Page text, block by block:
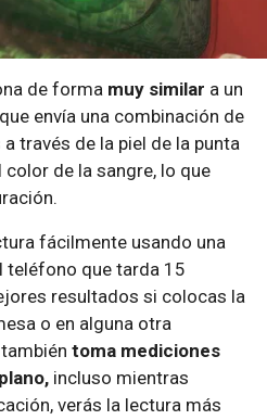
de forma muy similar a un
envía una combinación de
través de la piel de la punta
de la sangre, lo que
fácilmente usando una
teléfono que tarda 15
resultados si colocas la
o en alguna otra
toma mediciones
incluso mientras
verás la lectura más